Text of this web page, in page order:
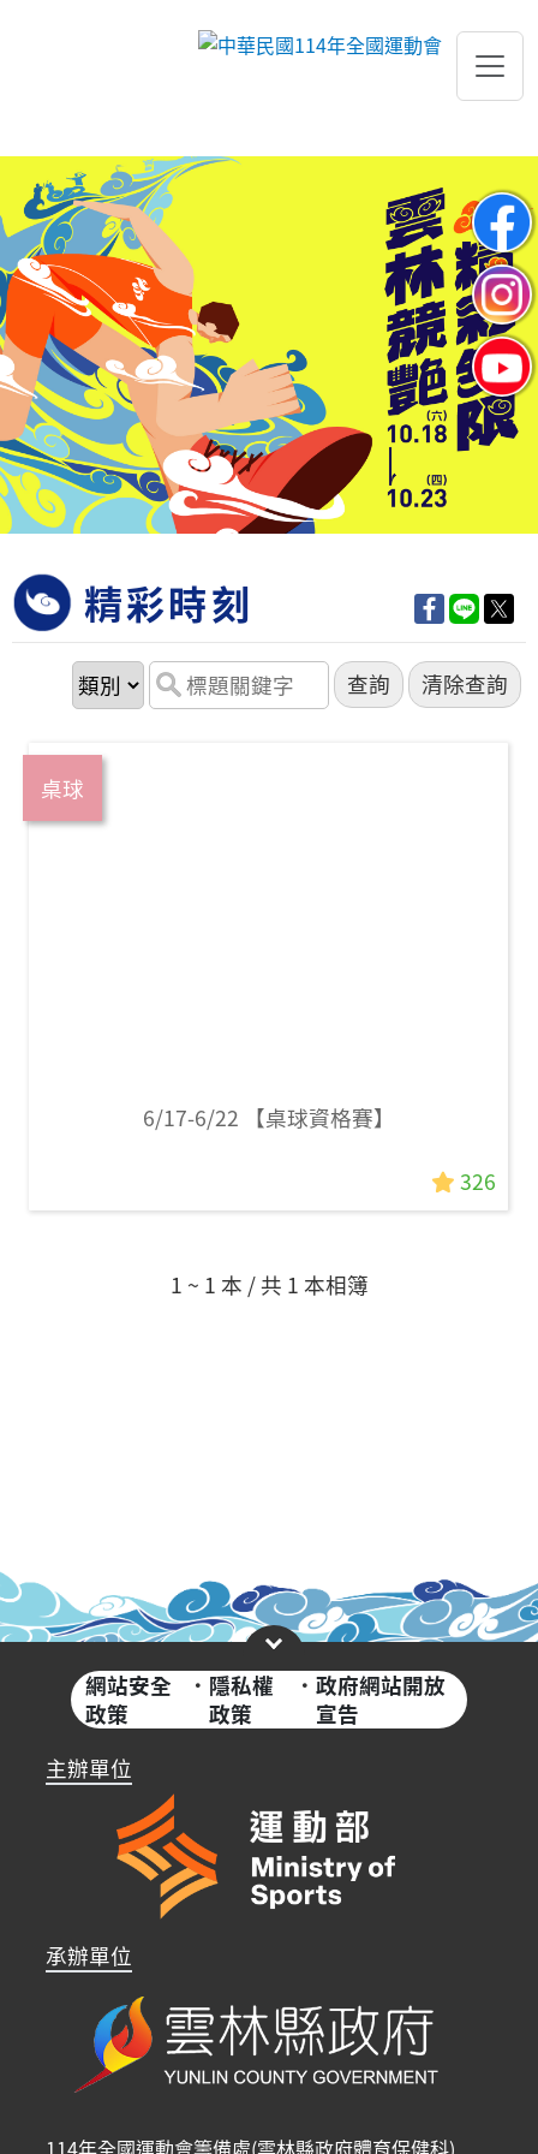
跳到主要內容
精彩時刻
桌球
6/17-6/22 【桌球資格賽】
326
1 ~ 1 本 / 共 1 本相簿
網站安全
政策
· 隱私權
政策
·政府網站開放
宣告
主辦單位
承辦單位
114年全國運動會籌備處(雲林縣政府體育保健科)